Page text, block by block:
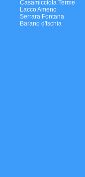
Casamicciola Terme
Lacco Ameno
Serrara Fontana
Barano d'Ischia